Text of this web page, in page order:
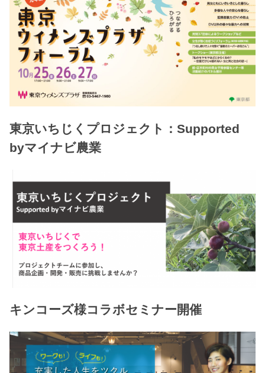
東京いちじくプロジェクト：Supported
byマイナビ農業
キンコーズ様コラボセミナー開催